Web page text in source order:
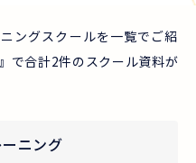
ングスクールを一覧でご紹
で合計2件のスクール資料が
ニング